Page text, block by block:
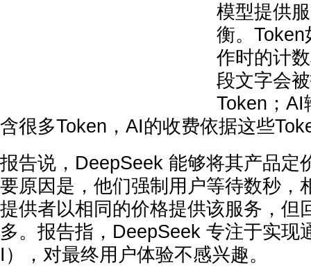
模型提供
衡。
作时的计
段文字会
Token；AI
含很多Token，AI的收费依据这些
报告说，DeepSeek 能够将其产品定
要原因是，他们强制用户等待数秒，
提供者以相同的价格提供该服务，但
多。报告指，DeepSeek 专注于实现
I），对最终用户体验不感兴趣。